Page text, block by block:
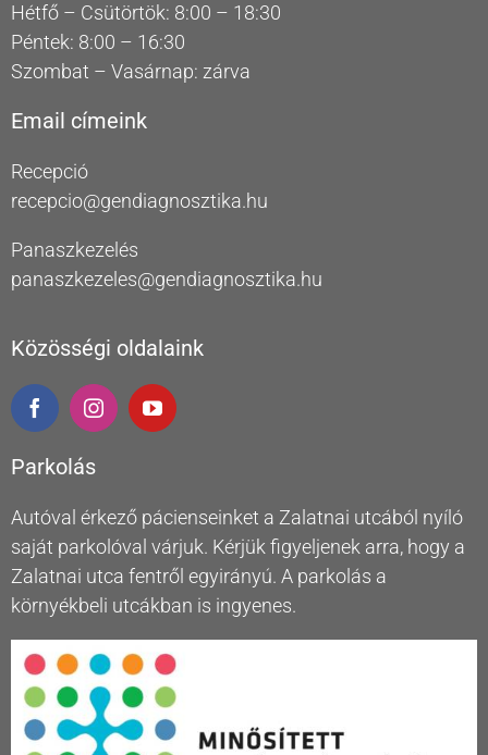
Hétfő – Csütörtök: 8:00 – 18:30
Péntek: 8:00 – 16:30
Szombat – Vasárnap: zárva
Email címeink
Recepció
recepcio@gendiagnosztika.hu
Panaszkezelés
panaszkezeles@gendiagnosztika.hu
Közösségi oldalaink
Parkolás
Autóval érkező pácienseinket a Zalatnai utcából nyíló
saját parkolóval várjuk. Kérjük figyeljenek arra, hogy a
Zalatnai utca fentről egyirányú. A parkolás a
környékbeli utcákban is ingyenes.